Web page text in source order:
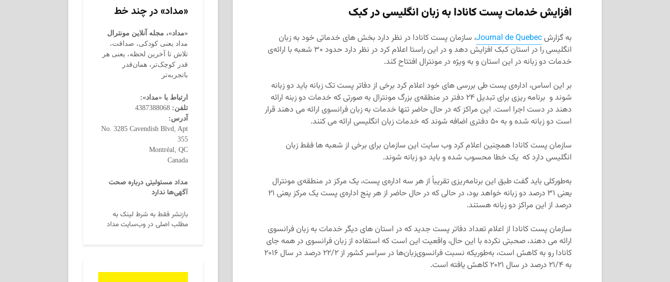
افزایش خدمات پست کانادا به زبان انگلیسی در کبک
به گزارشJournal de Quebec، سازمان پست کانادا در نظر دارد بخش های خدماتی خود به زبان
انگلیسی را در استان کبک افزایش دهد و در این راستا اعلام کرد در نظر دارد حدود ۳۰ شعبه با ارائه‌ی
خدمات دو زبانه در این استان و به ویژه در مونترال افتتاح کند.
بر این اساس، اداره‌ی پست طی بررسی های خود اعلام کرد برخی از دفاتر پست تک زبانه باید دو زبانه
شوند و برنامه ریزی برای تبدیل ۲۴ دفتر در منطقه‌ی بزرگ مونترال به صورتی که خدمات دو زبنه ارائه
دهند در دست اجرا است. این مراکز که در حال حاضر تنها خدمات به زبان فرانسوی ارائه می دهند قرار
است دو زبانه شده و به ۵۰ دفتری اضافه شوند که خدمات زبان انگلیسی ارائه می کنند.
سازمان پست کانادا همچنین اعلام کرد وب سایت این سازمان برای برخی از شعبه ها فقط زبان
انگلیسی دارد که یک خطا محسوب شده و باید دو زبانه شوند.
به‌طورکلی باید گفت طبق این برنامه‌ریزی تقریباً از هر سه اداره‌ی پست، یک مرکز در منطقه‌ی مونترال
یعنی ۳۱ درصد دو زبانه خواهد بود، در حالی که در حال حاضر از هر پنج اداره‌ی پست یک مرکز یعنی ۲۱
درصد از این مراکز دو زبانه هستند.
سازمان پست کانادا از اعلام تعداد دفاتر پست جدید که در استان های دیگر خدمات به زبان فرانسوی
ارائه می دهند، صحبتی نکرده با این حال، واقعیت این است که استفاده از زبان فرانسوی در همه جای
کانادا رو به کاهش است، به‌طوریکه نسبت فرانسوی‌زبان‌ها در سراسر کشور از ۲۲/۲ درصد در سال ۲۰۱۶
به ۲۱/۴ درصد در سال ۲۰۲۱ کاهش یافته است.
«مداد» در چند خط
«مداد»، مجله آنلاین مونترال
مداد یعنی کودکی، صداقت،
تلاش تا آخرین لحظه، یعنی هر
قدر کوچک‌تر، همان‌قدر
باتجربه‌تر
ارتباط با «مداد»:
تلفن:
آدرس:
No. 3285 Cavendish Blvd, Apt
355
Montréal, QC
Canada
مداد مسئولیتی درباره صحت
آگهی‌ها ندارد
بازنشر فقط به شرط لینک به
مطلب اصلی در وب‌سایت مداد